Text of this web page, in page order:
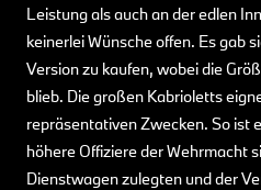
Leistung als auch an der edlen
keinerlei Wünsche offen. Es gab
Version zu kaufen, wobei die
blieb. Die großen Kabrioletts
repräsentativen Zwecken. So ist
höhere Offiziere der Wehrmacht
Dienstwagen zulegten und der